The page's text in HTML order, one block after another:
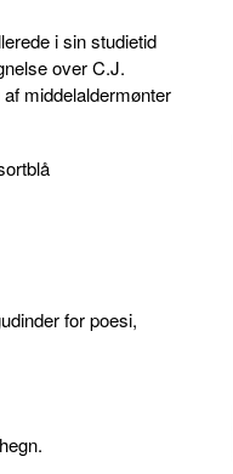
i sin studietid
over C.J.
middelaldermønter
for poesi,